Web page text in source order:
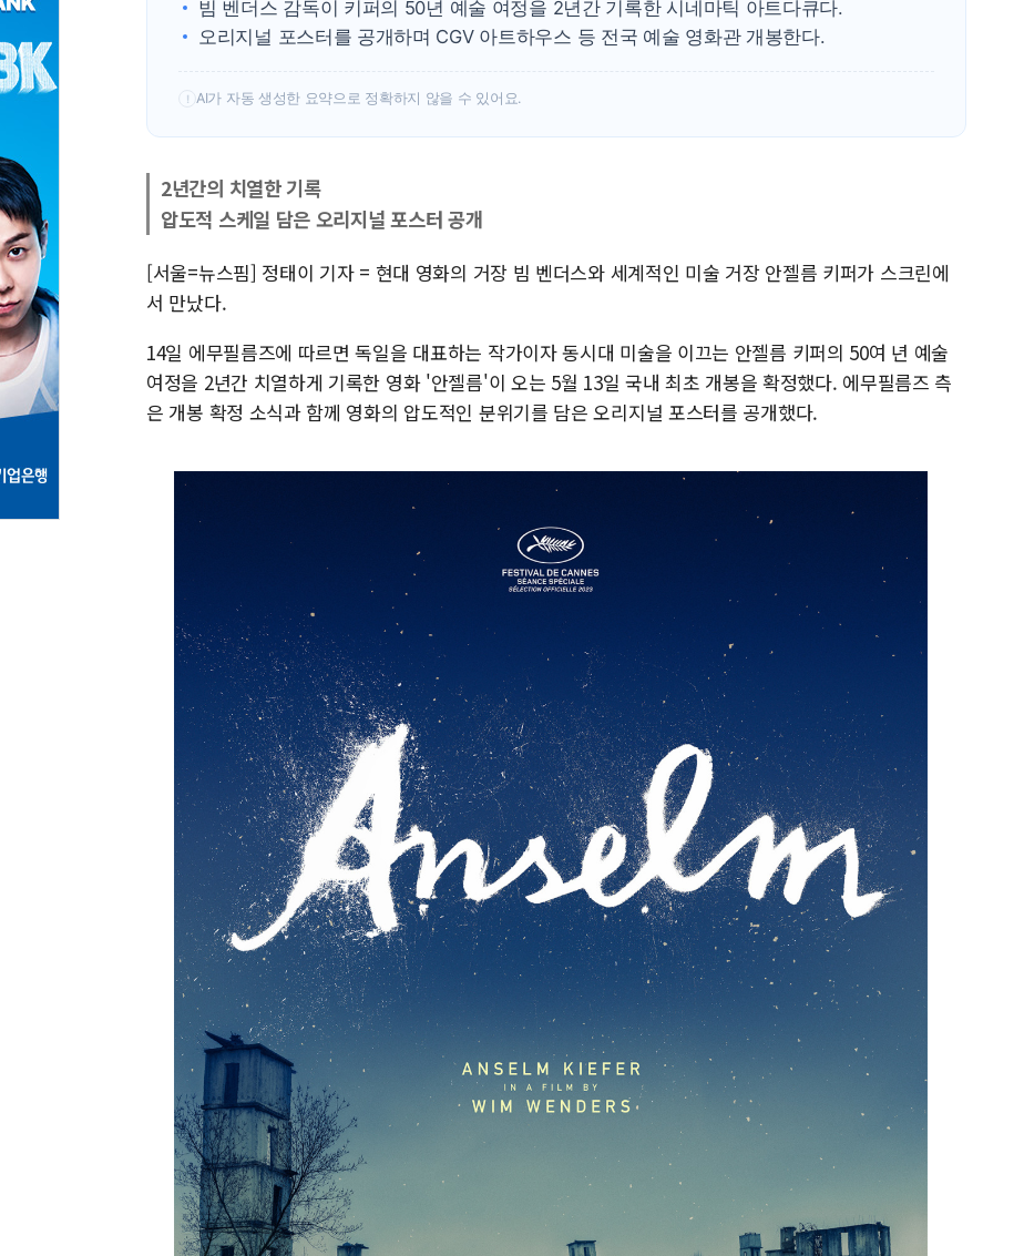
빔 벤더스 감독이 키퍼의 50년 예술 여정을 2년간 기록한 시네마틱 아트다큐다.
오리지널 포스터를 공개하며 CGV 아트하우스 등 전국 예술 영화관 개봉한다.
! AI가 자동 생성한 요약으로 정확하지 않을 수 있어요.
2년간의 치열한 기록
압도적 스케일 담은 오리지널 포스터 공개
[서울=뉴스핌] 정태이 기자 = 현대 영화의 거장 빔 벤더스와 세계적인 미술 거장 안젤름 키퍼가 스크린에
서 만났다.
14일 에무필름즈에 따르면 독일을 대표하는 작가이자 동시대 미술을 이끄는 안젤름 키퍼의 50여 년 예술
여정을 2년간 치열하게 기록한 영화 '안젤름'이 오는 5월 13일 국내 최초 개봉을 확정했다. 에무필름즈 측
은 개봉 확정 소식과 함께 영화의 압도적인 분위기를 담은 오리지널 포스터를 공개했다.